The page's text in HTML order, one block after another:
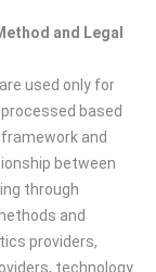
and Legal
used only for
based
and
between
through
and
providers,
technology